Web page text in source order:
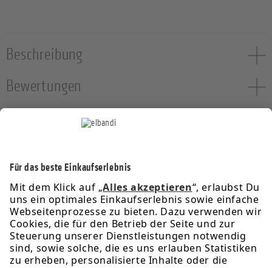
Beschreibung
Bewertungen
Service-Hotline
Informationen
Rechtliches
Über uns